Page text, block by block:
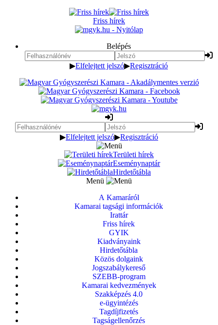
Friss hírek
Belépés
▶Elfelejtett jelszó▶Regisztráció
▶Elfelejtett jelszó▶Regisztráció
Területi hírek
Eseménynaptár
Hirdetőtábla
Menü
A Kamaráról
Kamarai tagsági információk
Irattár
Friss hírek
GYIK
Kiadványaink
Hirdetőtábla
Közös dolgaink
Jogszabálykereső
SZEBB-program
Kamarai kedvezmények
Szakképzés 4.0
e-ügyintézés
Tagdíjfizetés
Tagságellenőrzés